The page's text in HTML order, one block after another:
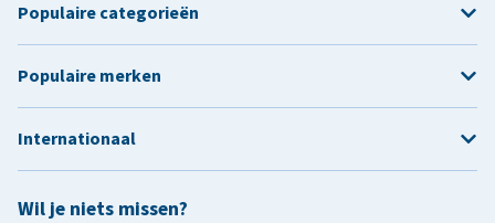
Wil je niets missen?
Populaire categorieën
Populaire merken
Internationaal